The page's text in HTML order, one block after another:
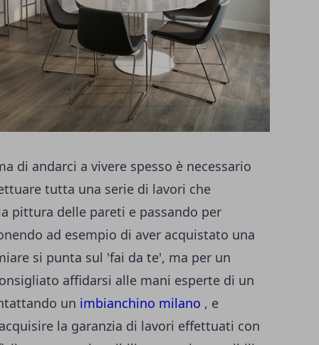
di andarci a vivere spesso è necessario
tutta una serie di lavori che
pittura delle pareti e passando per
ad esempio di aver acquistato una
si punta sul 'fai da te', ma per un
affidarsi alle mani esperte di un
un imbianchino milano , e
la garanzia di lavori effettuati con